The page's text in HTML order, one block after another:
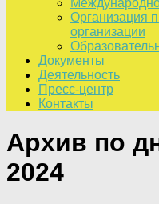
Организация
организации
Документы
Деятельность
Пресс-центр
Контакты
Архив по
2024